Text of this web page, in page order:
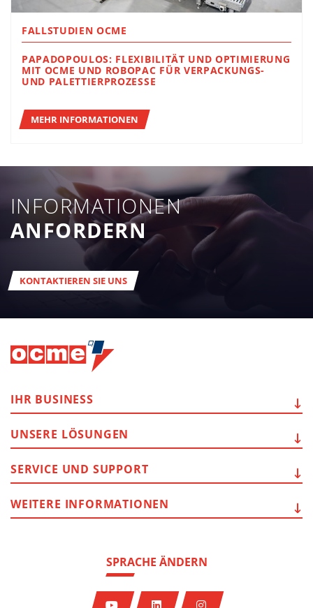
FALLSTUDIEN OCME
PAPADOPOULOS: FLEXIBILITÄT UND OPTIMIERUNG
MIT OCME UND ROBOPAC FÜR VERPACKUNGS-
UND PALETTIERPROZESSE
MEHR INFORMATIONEN
INFORMATIONEN
ANFORDERN
KONTAKTIEREN SIE UNS
SPRACHE ÄNDERN
IHR BUSINESS
UNSERE LÖSUNGEN
SERVICE UND SUPPORT
WEITERE INFORMATIONEN